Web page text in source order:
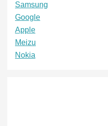
Samsung
Google
Apple
Meizu
Nokia